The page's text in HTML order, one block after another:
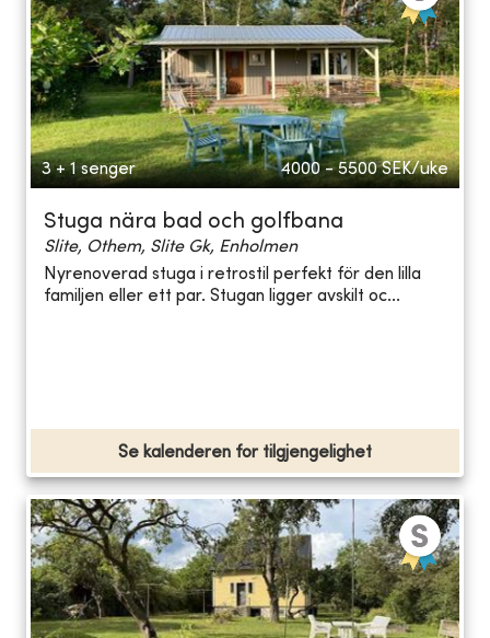
3 + 1 senger 4000 - 5500 SEK/uke
Stuga nära bad och golfbana
Slite, Othem, Slite Gk, Enholmen
Nyrenoverad stuga i retrostil perfekt för den lilla
familjen eller ett par. Stugan ligger avskilt oc...
Se kalenderen for tilgjengelighet